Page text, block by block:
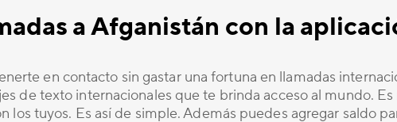
a Afganistán con la
en contacto sin gastar una fortuna en llamadas
de texto internacionales que te brinda acceso al mundo.
los tuyos. Es así de simple. Además puedes agregar saldo